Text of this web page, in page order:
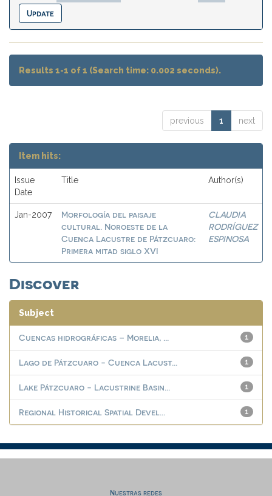
Results 1-1 of 1 (Search time: 0.002 seconds).
previous 1 next
Item hits:
Issue
Date
Title Author(s)
Jan-2007
Morfología del paisaje
cultural. Noroeste de la
Cuenca Lacustre de Pátzcuaro:
Primera mitad siglo XVI
CLAUDIA
RODRÍGUEZ
ESPINOSA
Discover
Subject
1
Cuencas hidrográficas – Morelia, ...
1
Lago de Pátzcuaro - Cuenca Lacust...
1
Lake Pátzcuaro - Lacustrine Basin...
1
Regional Historical Spatial Devel...
Nuestras redes